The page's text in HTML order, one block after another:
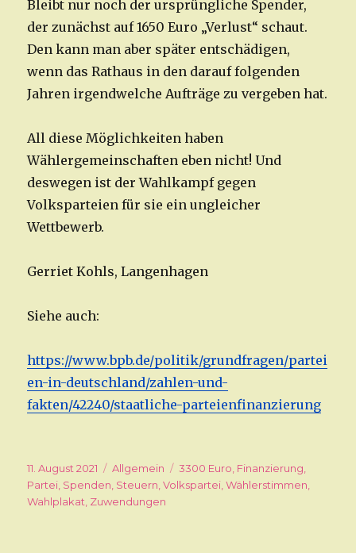
Bleibt nur noch der ursprüngliche Spender,
der zunächst auf 1650 Euro „Verlust“ schaut.
Den kann man aber später entschädigen,
wenn das Rathaus in den darauf folgenden
Jahren irgendwelche Aufträge zu vergeben hat.
All diese Möglichkeiten haben
Wählergemeinschaften eben nicht! Und
deswegen ist der Wahlkampf gegen
Volksparteien für sie ein ungleicher
Wettbewerb.
Gerriet Kohls, Langenhagen
Siehe auch:
https://www.bpb.de/politik/grundfragen/partei
en-in-deutschland/zahlen-und-
fakten/42240/staatliche-parteienfinanzierung
Veröffentlicht
am
11. August 2021 Kategorien
Allgemein Schlagwörter
3300 Euro Finanzierung
Partei Spenden Steuern ,Volkspartei ,Wählerstimmen
Wahlplakat Zuwendungen